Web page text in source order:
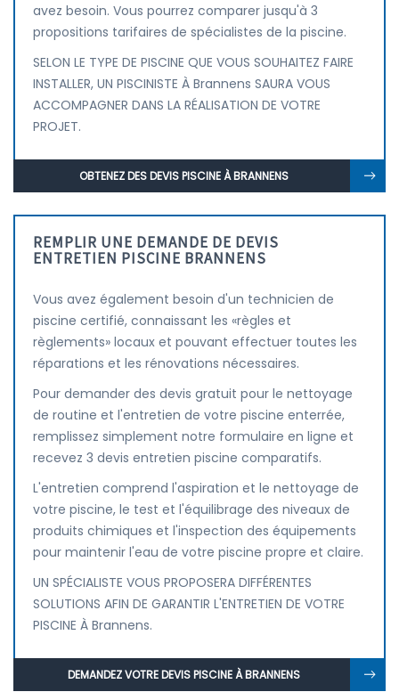
avez besoin. Vous pourrez comparer jusqu'à 3
propositions tarifaires de spécialistes de la piscine.
SELON LE TYPE DE PISCINE QUE VOUS SOUHAITEZ FAIRE
INSTALLER, UN PISCINISTE À Brannens SAURA VOUS
ACCOMPAGNER DANS LA RÉALISATION DE VOTRE
PROJET.
OBTENEZ DES DEVIS PISCINE À BRANNENS
REMPLIR UNE DEMANDE DE DEVIS
ENTRETIEN PISCINE BRANNENS
Vous avez également besoin d'un technicien de
piscine certifié, connaissant les «règles et
règlements» locaux et pouvant effectuer toutes les
réparations et les rénovations nécessaires.
Pour demander des devis gratuit pour le nettoyage
de routine et l'entretien de votre piscine enterrée,
remplissez simplement notre formulaire en ligne et
recevez 3 devis entretien piscine comparatifs.
L'entretien comprend l'aspiration et le nettoyage de
votre piscine, le test et l'équilibrage des niveaux de
produits chimiques et l'inspection des équipements
pour maintenir l'eau de votre piscine propre et claire.
UN SPÉCIALISTE VOUS PROPOSERA DIFFÉRENTES
SOLUTIONS AFIN DE GARANTIR L'ENTRETIEN DE VOTRE
PISCINE À Brannens.
DEMANDEZ VOTRE DEVIS PISCINE À BRANNENS